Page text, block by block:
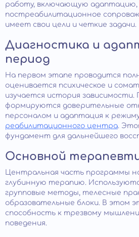
работу, включающую
постреабилитационное
имеет свои цели и четкие задачи.
Диагностика и
период
На первом этапе проводится
оценивается психическое и
изучается история зависимости.
формируются доверительные
персоналом и адаптация к
реабилитационного центра.
фундамент для дальнейшего
Основной
Центральная часть программы
глубинную терапию.
групповые методы, телесные
образовательные блоки. В этом
способность к трезвому
поведения.